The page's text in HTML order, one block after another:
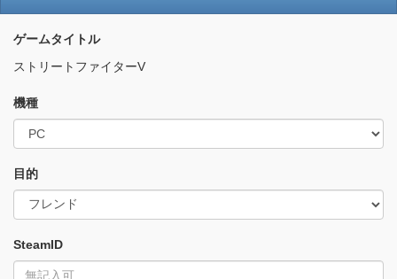
ゲームタイトル
ストリートファイターV
機種
目的
SteamID